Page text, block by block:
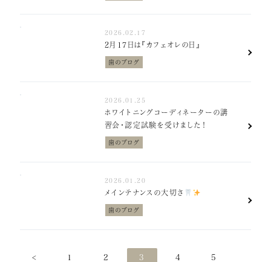
リクルート情報はこちら
2026.02.17
2月17日は『カフェオレの日』
歯のブログ
2026.01.25
ホワイトニングコーディネーターの講
習会・認定試験を受けました！
歯のブログ
2026.01.20
メインテナンスの大切さ
歯のブログ
< 1 2 3 4
5